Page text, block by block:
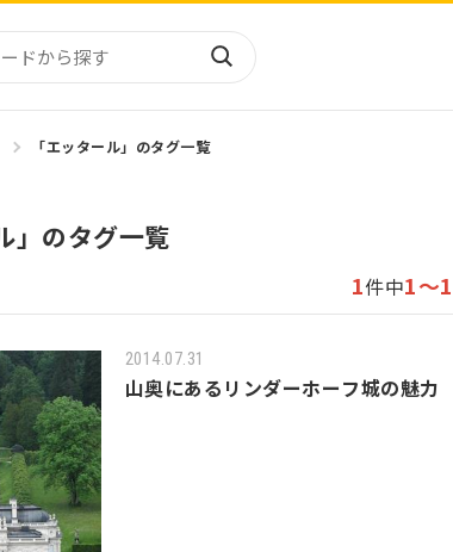
東北
北米
「エッタール」のタグ一覧
」のタグ一覧
1件中1～1
2014.07.31
山奥にあるリンダーホーフ城の魅力